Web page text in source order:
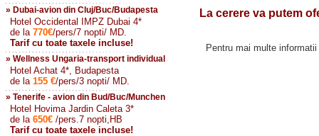
» Dubai-avion din Cluj/Buc/Budapesta
Hotel Occidental IMPZ Dubai 4*
de la 770€/pers/7 nopti/ MD.
Tarif cu toate taxele incluse!
» Wellness Ungaria-transport individual
Hotel Achat 4*, Budapesta
de la 155 €/pers/3 nopti/ MD.
» Tenerife - avion din Bud/Buc/Munchen
Hotel Hovima Jardin Caleta 3*
de la 650€ /pers.7 nopti,HB
Tarif cu toate taxele incluse!
La cerere va putem
Pentru mai multe